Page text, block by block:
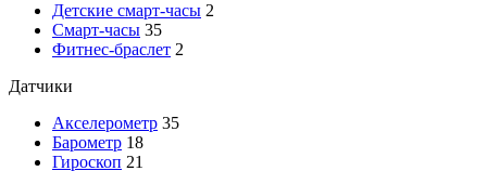
Детские смарт-часы 2
Смарт-часы 35
Фитнес-браслет 2
Датчики
Акселерометр 35
Барометр 18
Гироскоп 21